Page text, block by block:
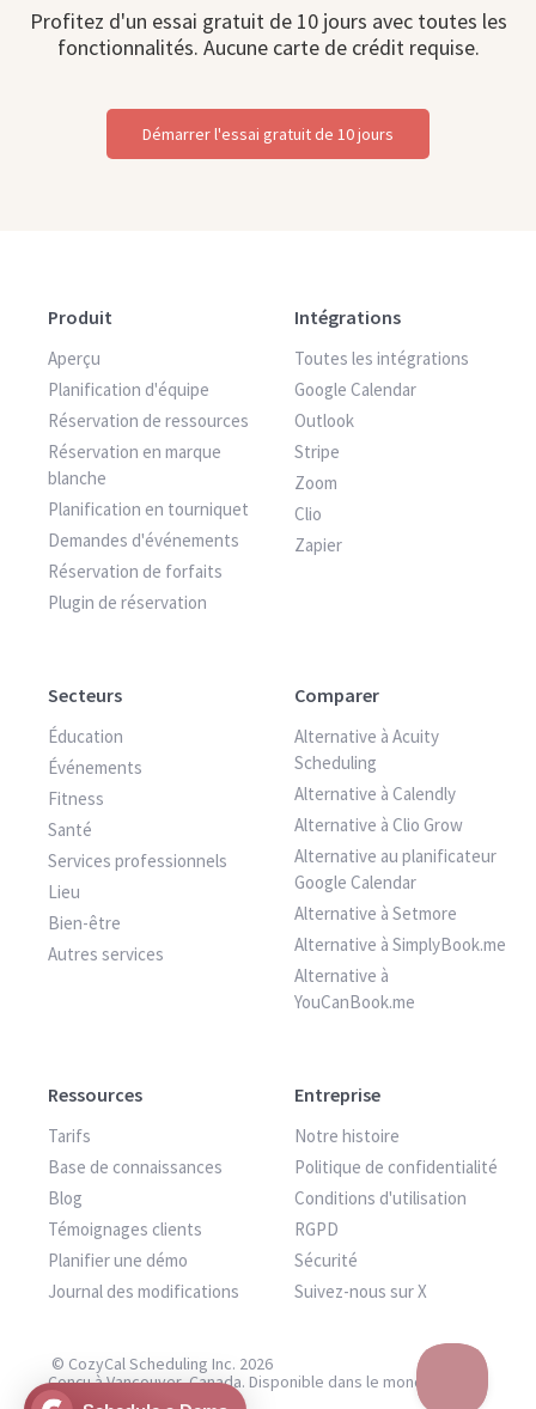
Profitez d'un essai gratuit de 10 jours avec toutes les
fonctionnalités. Aucune carte de crédit requise.
Démarrer l'essai gratuit de 10 jours
Produit
Aperçu
Planification d'équipe
Réservation de ressources
Réservation en marque
blanche
Planification en tourniquet
Demandes d'événements
Réservation de forfaits
Plugin de réservation
Intégrations
Toutes les intégrations
Google Calendar
Outlook
Stripe
Zoom
Clio
Zapier
Secteurs
Éducation
Événements
Fitness
Santé
Services professionnels
Lieu
Bien-être
Autres services
Comparer
Alternative à Acuity
Scheduling
Alternative à Calendly
Alternative à Clio Grow
Alternative au planificateur
Google Calendar
Alternative à Setmore
Alternative à SimplyBook.me
Alternative à
YouCanBook.me
Ressources
Tarifs
Base de connaissances
Blog
Témoignages clients
Planifier une démo
Journal des modifications
Entreprise
Notre histoire
Politique de confidentialité
Conditions d'utilisation
RGPD
Sécurité
Suivez-nous sur X
© CozyCal Scheduling Inc. 2026
Conçu à Vancouver, Canada. Disponible dans le monde entier.